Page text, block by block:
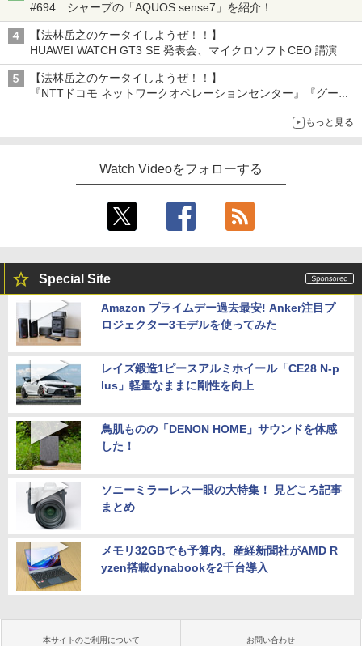
#694 シャープの「AQUOS sense7」を紹介！
【法林岳之のケータイしようぜ！！】
HUAWEI WATCH GT3 SE 発表会、マイクロソフトCEO 講演
【法林岳之のケータイしようぜ！！】
『NTTドコモ ネットワークオペレーションセンター』『グーグ
Alpha2」発表』『KDDI 「povo2.0」サービス説明会』 もっと見る
Watch Videoをフォローする
Special Site
Amazon プライムデー過去最安! Anker注目プ
ロジェクター3モデルを使ってみた
レイズ鍛造1ピースアルミホイール「CE28 N-p
lus」軽量なままに剛性を向上
鳥肌ものの「DENON HOME」サウンドを体感
した！
ソニーミラーレス一眼の大特集！ 見どころ記事
まとめ
メモリ32GBでも予算内。産経新聞社がAMD R
yzen搭載dynabookを2千台導入
本サイトのご利用について お問い合わせ